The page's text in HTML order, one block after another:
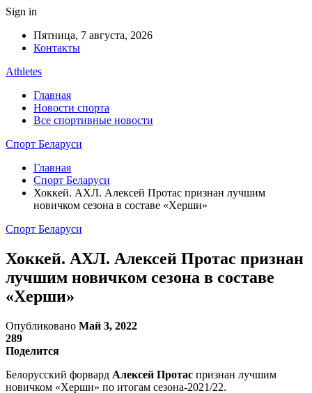
Sign in
Пятница, 7 августа, 2026
Контакты
Athletes
Главная
Новости спорта
Все спортивные новости
Спорт Беларуси
Главная
Спорт Беларуси
Хоккей. АХЛ. Алексей Протас признан лучшим
новичком сезона в составе «Херши»
Спорт Беларуси
Хоккей. АХЛ. Алексей Протас признан
лучшим новичком сезона в составе
«Херши»
Опубликовано Май 3, 2022
289
Поделится
Белорусский форвард Алексей Протас признан лучшим
новичком «Херши» по итогам сезона-2021/22.